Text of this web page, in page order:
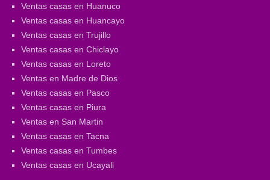
Ventas casas en Huanuco
Ventas casas en Huancayo
Ventas casas en Trujillo
Ventas casas en Chiclayo
Ventas casas en Loreto
Ventas en Madre de Dios
Ventas casas en Pasco
Ventas casas en Piura
Ventas en San Martin
Ventas casas en Tacna
Ventas casas en Tumbes
Ventas casas en Ucayali